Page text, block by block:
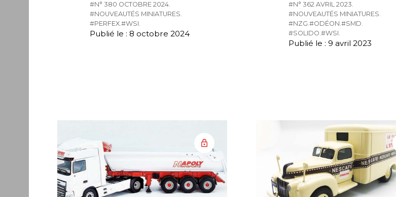
#N° 380 OCTOBRE 2024.
#NOUVEAUTÉS MINIATURES.
#PERFEX.#WSI.
Publié le : 8 octobre 2024
#N° 362 AVRIL 2023.
#NOUVEAUTÉS MINIATURES.
#NZG.#ODÉON.#SMD.
#SOLIDO.#WSI.
Publié le : 9 avril 2023